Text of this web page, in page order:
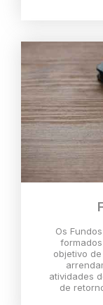
Os
objetivo
atividades
de